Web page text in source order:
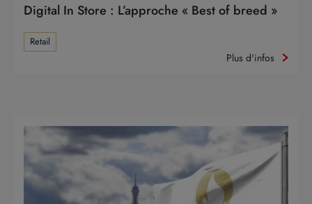
Digital In Store : L’approche « Best of breed »
Retail
Plus d'infos